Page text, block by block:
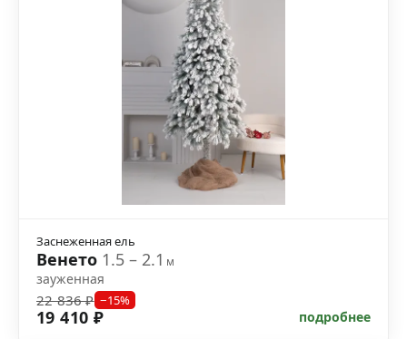
Заснеженная ель
Венето 1.5 – 2.1м
зауженная
22 836 ₽ −15%
19 410 ₽ подробнее